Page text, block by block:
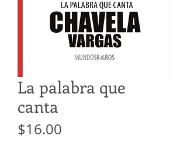
La palabra que
canta
$16.00